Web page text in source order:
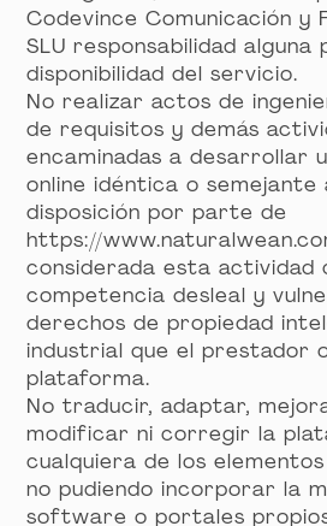
Codevince Comunicación y
SLU responsabilidad
disponibilidad del servicio.
No realizar actos de
de requisitos y demás
encaminadas a desarrollar
online idéntica o semejante
disposición por parte de
https://
considerada esta actividad
competencia desleal y
derechos de propiedad
industrial que el prestador
plataforma.
No traducir, adaptar,
modificar ni corregir la
cualquiera de los
no pudiendo incorporar la
software o portales